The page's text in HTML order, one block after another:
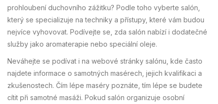
prohloubení duchovního zážitku? Podle toho vyberte salón,
který se specializuje na techniky a přístupy, které vám budou
nejvíce vyhovovat. Podívejte se, zda salón nabízí i dodatečné
služby jako aromaterapie nebo speciální oleje.
Neváhejte se podívat i na webové stránky salónu, kde často
najdete informace o samotných masérech, jejich kvalifikaci a
zkušenostech. Čím lépe maséry poznáte, tím lépe se budete
cítit při samotné masáži. Pokud salón organizuje osobní